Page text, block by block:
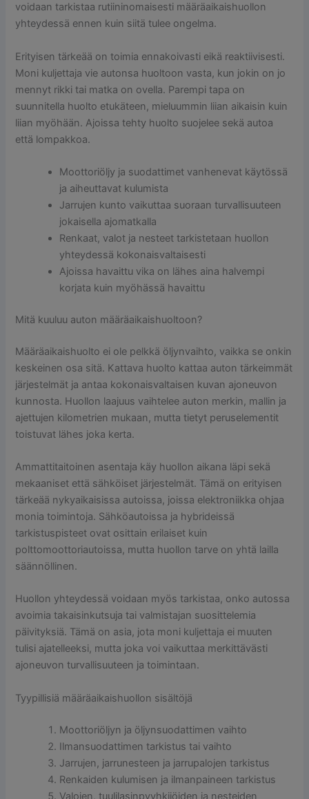
voidaan tarkistaa rutiininomaisesti määräaikaishuollon
yhteydessä ennen kuin siitä tulee ongelma.
Erityisen tärkeää on toimia ennakoivasti eikä reaktiivisesti.
Moni kuljettaja vie autonsa huoltoon vasta, kun jokin on jo
mennyt rikki tai matka on ovella. Parempi tapa on
suunnitella huolto etukäteen, mieluummin liian aikaisin kuin
liian myöhään. Ajoissa tehty huolto suojelee sekä autoa
että lompakkoa.
Moottoriöljy ja suodattimet vanhenevat käytössä
ja aiheuttavat kulumista
Jarrujen kunto vaikuttaa suoraan turvallisuuteen
jokaisella ajomatkalla
Renkaat, valot ja nesteet tarkistetaan huollon
yhteydessä kokonaisvaltaisesti
Ajoissa havaittu vika on lähes aina halvempi
korjata kuin myöhässä havaittu
Mitä kuuluu auton määräaikaishuoltoon?
Määräaikaishuolto ei ole pelkkä öljynvaihto, vaikka se onkin
keskeinen osa sitä. Kattava huolto kattaa auton tärkeimmät
järjestelmät ja antaa kokonaisvaltaisen kuvan ajoneuvon
kunnosta. Huollon laajuus vaihtelee auton merkin, mallin ja
ajettujen kilometrien mukaan, mutta tietyt peruselementit
toistuvat lähes joka kerta.
Ammattitaitoinen asentaja käy huollon aikana läpi sekä
mekaaniset että sähköiset järjestelmät. Tämä on erityisen
tärkeää nykyaikaisissa autoissa, joissa elektroniikka ohjaa
monia toimintoja. Sähköautoissa ja hybrideissä
tarkistuspisteet ovat osittain erilaiset kuin
polttomoottoriautoissa, mutta huollon tarve on yhtä lailla
säännöllinen.
Huollon yhteydessä voidaan myös tarkistaa, onko autossa
avoimia takaisinkutsuja tai valmistajan suosittelemia
päivityksiä. Tämä on asia, jota moni kuljettaja ei muuten
tulisi ajatelleeksi, mutta joka voi vaikuttaa merkittävästi
ajoneuvon turvallisuuteen ja toimintaan.
Tyypillisiä määräaikaishuollon sisältöjä
Moottoriöljyn ja öljynsuodattimen vaihto
Ilmansuodattimen tarkistus tai vaihto
Jarrujen, jarrunesteen ja jarrupalojen tarkistus
Renkaiden kulumisen ja ilmanpaineen tarkistus
Valojen, tuulilasinpyyhkijöiden ja nesteiden